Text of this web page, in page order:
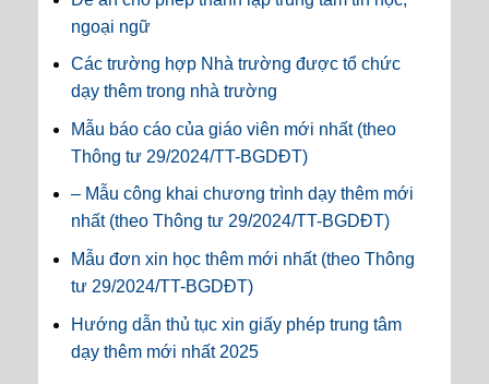
ngoại ngữ
Các trường hợp Nhà trường được tổ chức
dạy thêm trong nhà trường
Mẫu báo cáo của giáo viên mới nhất (theo
Thông tư 29/2024/TT-BGDĐT)
– Mẫu công khai chương trình dạy thêm mới
nhất (theo Thông tư 29/2024/TT-BGDĐT)
Mẫu đơn xin học thêm mới nhất (theo Thông
tư 29/2024/TT-BGDĐT)
Hướng dẫn thủ tục xin giấy phép trung tâm
dạy thêm mới nhất 2025